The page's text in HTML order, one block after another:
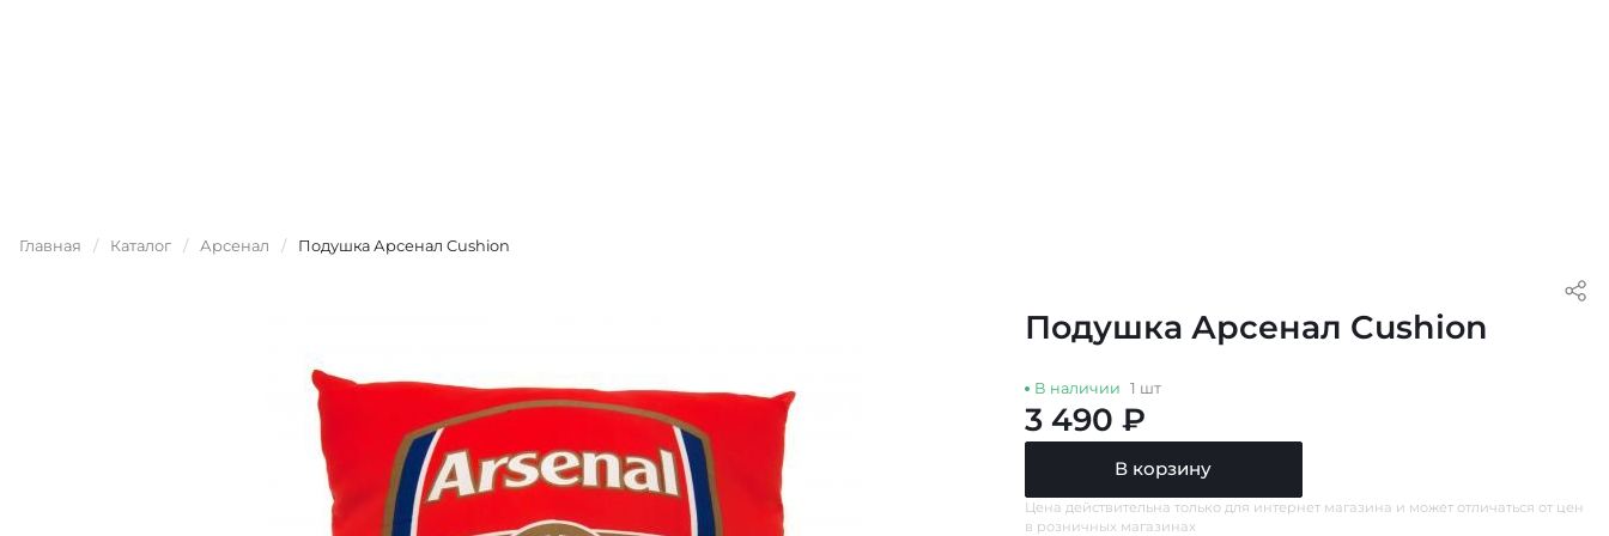
Главная / Каталог / Арсенал / Подушка Арсенал Cushion
Подушка Арсенал Cushion
В наличии 1 шт
3 490 ₽
В корзину
Цена действительна только для интернет магазина и может отличаться от цен
в розничных магазинах